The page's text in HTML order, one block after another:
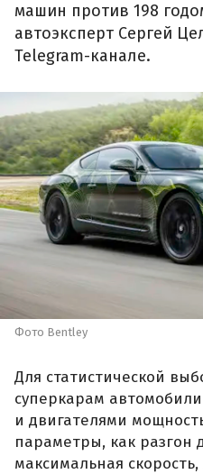
машин против 198
автоэксперт Сергей
Telegram-канале.
Фото Bentley
Для статистической
суперкарам
и двигателями
параметры, как разгон
максимальная скорость,